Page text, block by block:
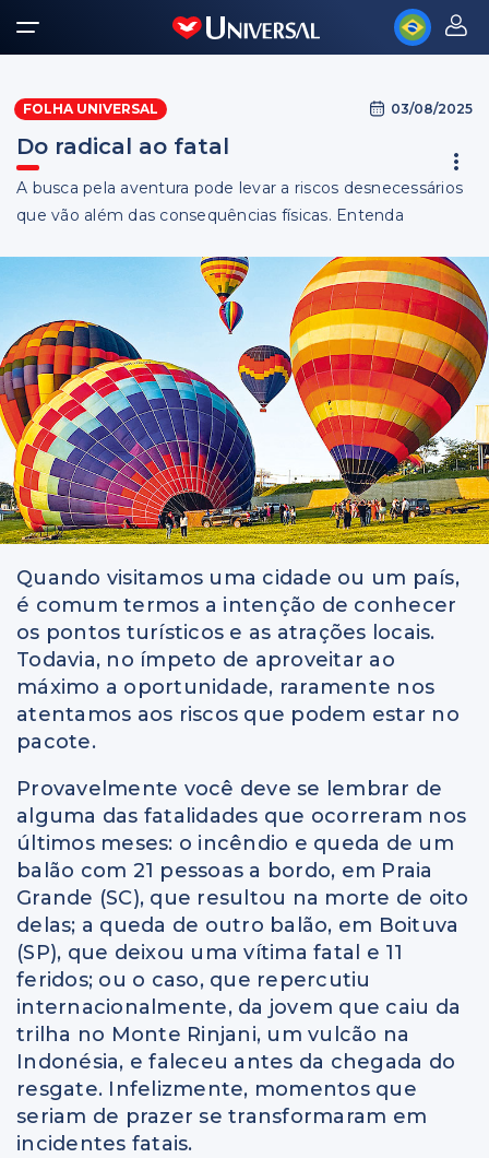
FOLHA UNIVERSAL 03/08/2025
Do radical ao fatal
A busca pela aventura pode levar a riscos desnecessários
que vão além das consequências físicas. Entenda
Quando visitamos uma cidade ou um país,
é comum termos a intenção de conhecer
os pontos turísticos e as atrações locais.
Todavia, no ímpeto de aproveitar ao
máximo a oportunidade, raramente nos
atentamos aos riscos que podem estar no
pacote.
Provavelmente você deve se lembrar de
alguma das fatalidades que ocorreram nos
últimos meses: o incêndio e queda de um
balão com 21 pessoas a bordo, em Praia
Grande (SC), que resultou na morte de oito
delas; a queda de outro balão, em Boituva
(SP), que deixou uma vítima fatal e 11
feridos; ou o caso, que repercutiu
internacionalmente, da jovem que caiu da
trilha no Monte Rinjani, um vulcão na
Indonésia, e faleceu antes da chegada do
resgate. Infelizmente, momentos que
seriam de prazer se transformaram em
incidentes fatais.